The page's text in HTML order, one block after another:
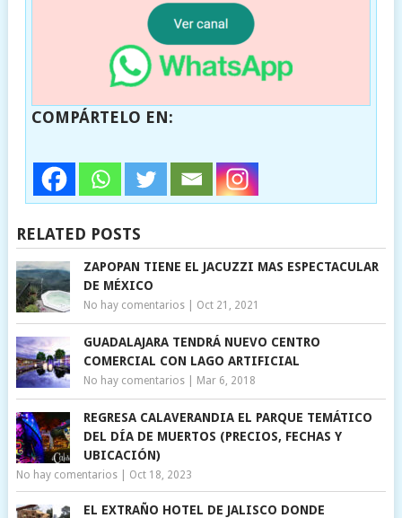
COMPÁRTELO EN:
RELATED POSTS
ZAPOPAN TIENE EL JACUZZI MAS ESPECTACULAR
DE MÉXICO
No hay comentarios| Oct 21, 2021
GUADALAJARA TENDRÁ NUEVO CENTRO
COMERCIAL CON LAGO ARTIFICIAL
No hay comentarios| Mar 6, 2018
REGRESA CALAVERANDIA EL PARQUE TEMÁTICO
DEL DÍA DE MUERTOS (PRECIOS, FECHAS Y
UBICACIÓN)
No hay comentarios| Oct 18, 2023
EL EXTRAÑO HOTEL DE JALISCO DONDE